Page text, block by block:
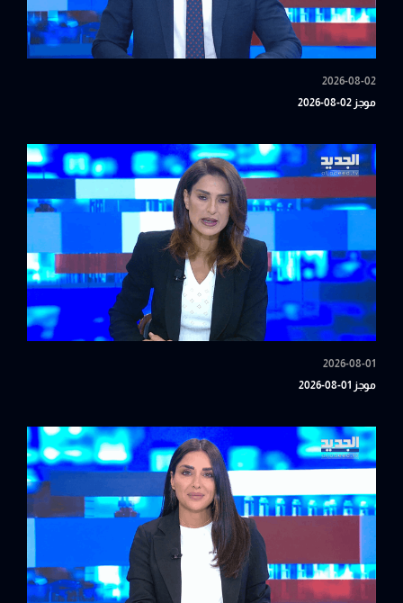
2026-08-02
موجز 02-08-2026
2026-08-01
موجز 01-08-2026